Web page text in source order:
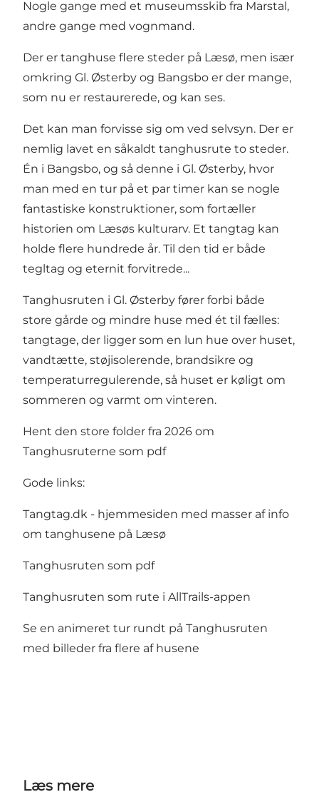
Nogle gange med et museumsskib fra Marstal,
andre gange med vognmand.
Der er tanghuse flere steder på Læsø, men især
omkring Gl. Østerby og Bangsbo er der mange,
som nu er restaurerede, og kan ses.
Det kan man forvisse sig om ved selvsyn. Der er
nemlig lavet en såkaldt tanghusrute to steder.
Én i Bangsbo, og så denne i Gl. Østerby, hvor
man med en tur på et par timer kan se nogle
fantastiske konstruktioner, som fortæller
historien om Læsøs kulturarv. Et tangtag kan
holde flere hundrede år. Til den tid er både
tegltag og eternit forvitrede...
Tanghusruten i Gl. Østerby fører forbi både
store gårde og mindre huse med ét til fælles:
tangtage, der ligger som en lun hue over huset,
vandtætte, støjisolerende, brandsikre og
temperaturregulerende, så huset er køligt om
sommeren og varmt om vinteren.
Hent den store folder fra 2026 om
Tanghusruterne som pdf
Gode links:
Tangtag.dk - hjemmesiden med masser af info
om tanghusene på Læsø
Tanghusruten som pdf
Tanghusruten som rute i AllTrails-appen
Se en animeret tur rundt på Tanghusruten
med billeder fra flere af husene
Læs mere